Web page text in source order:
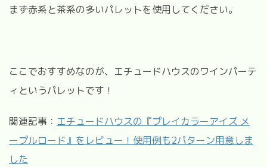
まず赤系と茶系の多いパレットを使用してください。
ここでおすすめなのが、エチュードハウスのワインパーテ
ィというパレットです！
関連記事： エチュードハウスの『プレイカラーアイズ メ
ープルロード』をレビュー！使用例も2パターン用意しま
した